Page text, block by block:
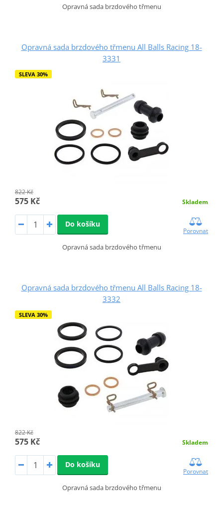
Opravná sada brzdového třmenu
Opravná sada brzdového třmenu All Balls Racing 18-
3331
SLEVA 30%
822 Kč
575 Kč Skladem
Do košíku
Porovnat
Opravná sada brzdového třmenu
Opravná sada brzdového třmenu All Balls Racing 18-
3332
SLEVA 30%
822 Kč
575 Kč Skladem
Do košíku
Porovnat
Opravná sada brzdového třmenu